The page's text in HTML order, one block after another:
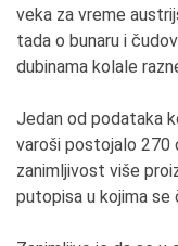
veka za vreme
tada o bunaru i
dubinama kolale
Jedan od podataka
varoši postojalo 270
zanimljivost više
putopisa u kojima